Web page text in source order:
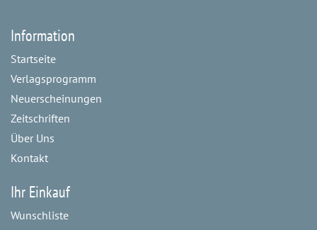
Information
Startseite
Verlagsprogramm
Neuerscheinungen
Zeitschriften
Über Uns
Kontakt
Ihr Einkauf
Wunschliste